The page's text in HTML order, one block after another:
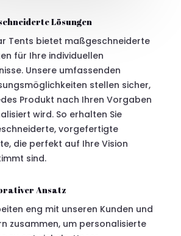
Lösungen
Tents bietet maßgeschneiderte
für Ihre individuellen
Unsere umfassenden
stellen sicher,
Produkt nach Ihren Vorgaben
wird. So erhalten Sie
vorgefertigte
die perfekt auf Ihre Vision
sind.
Ansatz
eng mit unseren Kunden und
zusammen, um personalisierte